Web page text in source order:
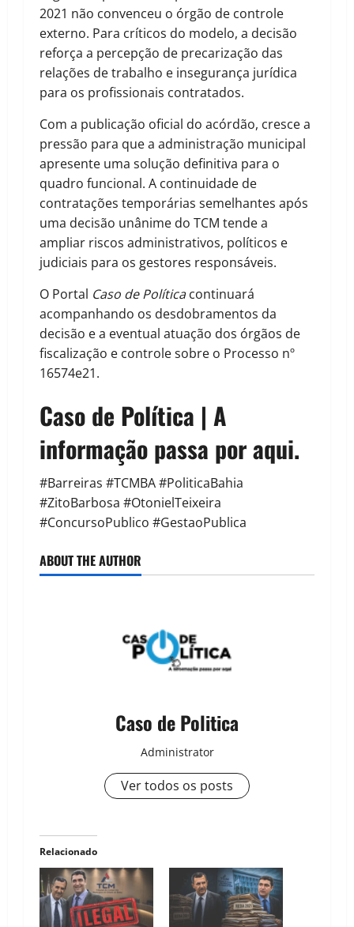
2021 não convenceu o órgão de controle
externo. Para críticos do modelo, a decisão
reforça a percepção de precarização das
relações de trabalho e insegurança jurídica
para os profissionais contratados.
Com a publicação oficial do acórdão, cresce a
pressão para que a administração municipal
apresente uma solução definitiva para o
quadro funcional. A continuidade de
contratações temporárias semelhantes após
uma decisão unânime do TCM tende a
ampliar riscos administrativos, políticos e
judiciais para os gestores responsáveis.
O Portal Caso de Políticacontinuará
acompanhando os desdobramentos da
decisão e a eventual atuação dos órgãos de
fiscalização e controle sobre o Processo nº
16574e21.
Caso de Política | A
informação passa por aqui.
#Barreiras #TCMBA #PoliticaBahia
#ZitoBarbosa #OtonielTeixeira
#ConcursoPublico #GestaoPublica
ABOUT THE AUTHOR
Caso de Politica
Administrator
Ver todos os posts
Relacionado